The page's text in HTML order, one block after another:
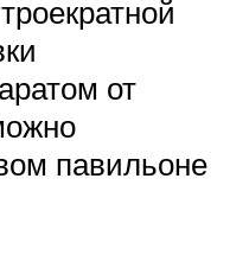
от
павильоне